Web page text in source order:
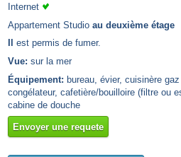
Internet
Appartement Studio au deuxième étage
est permis de fumer.
Vue: sur la mer
Équipement: bureau, évier, cuisinère
congélateur, cafetière/bouilloire (filtre ou
cabine de douche
Envoyer une requete